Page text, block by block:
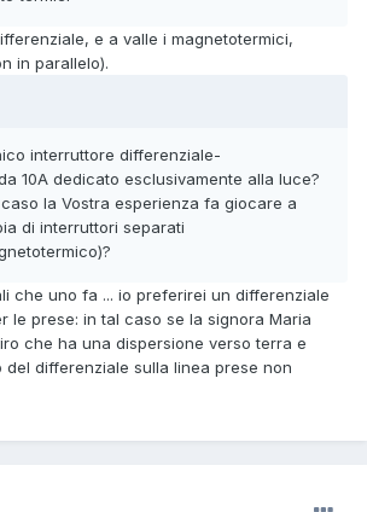
e a valle i magnetotermici,
in parallelo).
interruttore differenziale-
10A dedicato esclusivamente alla luce?
la Vostra esperienza fa giocare a
di interruttori separati
che uno fa ... io preferirei un differenziale
le prese: in tal caso se la signora Maria
che ha una dispersione verso terra e
differenziale sulla linea prese non